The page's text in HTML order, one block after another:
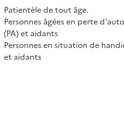
Patientèle de tout âge.
Personnes âgées en perte
(PA) et aidants
Personnes en situation de
et aidants